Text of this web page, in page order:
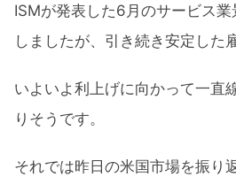
ISMが発表した6月のサービス
しましたが、引き続き安定した
いよいよ利上げに向かって一直
りそうです。
それでは昨日の米国市場を振り